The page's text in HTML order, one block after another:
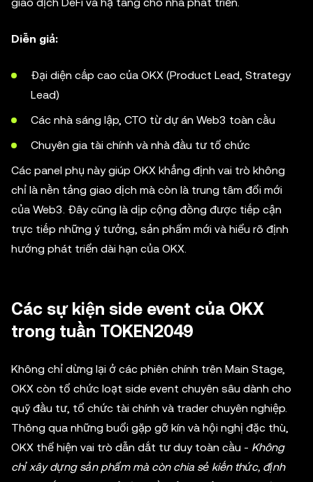
Diễn giả:
Đại diện cấp cao của OKX (Product Lead, Strategy
Lead)
Các nhà sáng lập, CTO từ dự án Web3 toàn cầu
Chuyên gia tài chính và nhà đầu tư tổ chức
Các panel phụ này giúp OKX khẳng định vai trò không
chỉ là nền tảng giao dịch mà còn là trung tâm đổi mới
của Web3. Đây cũng là dịp cộng đồng được tiếp cận
trực tiếp những ý tưởng, sản phẩm mới và hiểu rõ định
hướng phát triển dài hạn của OKX.
Các sự kiện side event của OKX
trong tuần TOKEN2049
Không chỉ dừng lại ở các phiên chính trên Main Stage,
OKX còn tổ chức loạt side event chuyên sâu dành cho
quỹ đầu tư, tổ chức tài chính và trader chuyên nghiệp.
Thông qua những buổi gặp gỡ kín và hội nghị đặc thù,
OKX thể hiện vai trò dẫn dắt tư duy toàn cầu - Không
chỉ xây dựng sản phẩm mà còn chia sẻ kiến thức, định